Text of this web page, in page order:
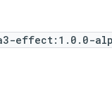
effect:1.0.0-